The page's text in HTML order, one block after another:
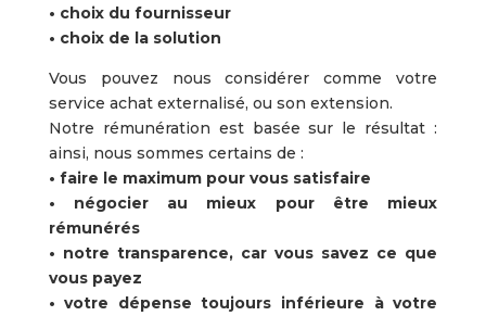
• choix du fournisseur
• choix de la solution
Vous pouvez nous considérer comme votre
service achat externalisé, ou son extension.
Notre rémunération est basée sur le résultat :
ainsi, nous sommes certains de :
• faire le maximum pour vous satisfaire
• négocier au mieux pour être mieux
rémunérés
• notre transparence, car vous savez ce que
vous payez
• votre dépense toujours inférieure à votre